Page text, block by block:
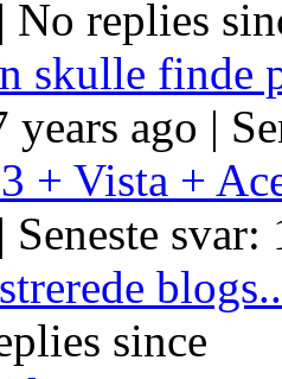
No replies
skulle finde
ago |
+ Vista +
Seneste svar:
since